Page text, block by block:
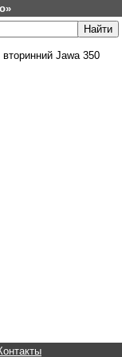
вторинний Jawa 350